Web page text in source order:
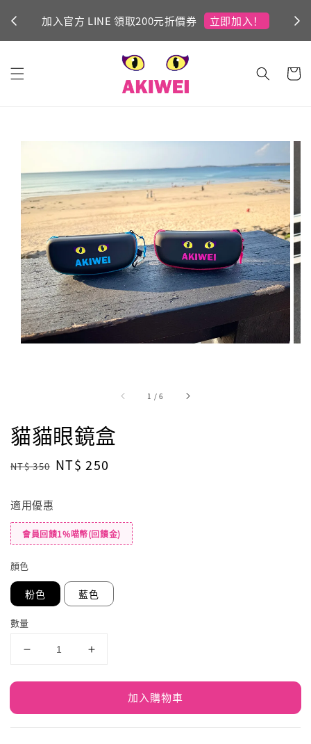
加入官方 LINE 領取200元折價券 立即加入！
1 /6
貓貓眼鏡盒
Regular
NT$ 350 Sale
NT$ 250
適用優惠
會員回饋1%喵幣(回饋金)
顏色
粉色 藍色
數量
加入購物車